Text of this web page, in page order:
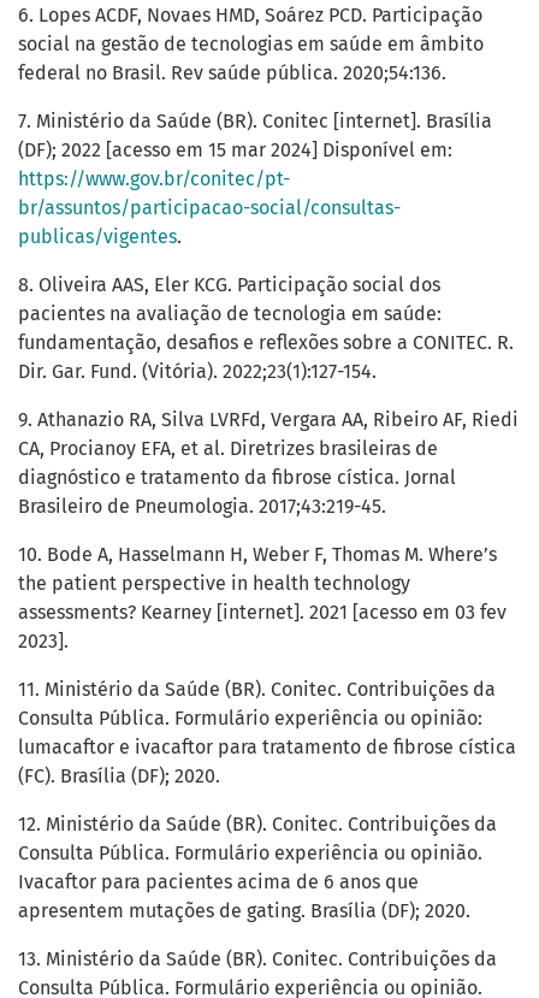
6. Lopes ACDF, Novaes HMD, Soárez PCD. Participação
social na gestão de tecnologias em saúde em âmbito
federal no Brasil. Rev saúde pública. 2020;54:136.
7. Ministério da Saúde (BR). Conitec [internet]. Brasília
(DF); 2022 [acesso em 15 mar 2024] Disponível em:
https://www.gov.br/conitec/pt-
br/assuntos/participacao-social/consultas-
publicas/vigentes.
8. Oliveira AAS, Eler KCG. Participação social dos
pacientes na avaliação de tecnologia em saúde:
fundamentação, desafios e reflexões sobre a CONITEC. R.
Dir. Gar. Fund. (Vitória). 2022;23(1):127-154.
9. Athanazio RA, Silva LVRFd, Vergara AA, Ribeiro AF, Riedi
CA, Procianoy EFA, et al. Diretrizes brasileiras de
diagnóstico e tratamento da fibrose cística. Jornal
Brasileiro de Pneumologia. 2017;43:219-45.
10. Bode A, Hasselmann H, Weber F, Thomas M. Where’s
the patient perspective in health technology
assessments? Kearney [internet]. 2021 [acesso em 03 fev
2023].
11. Ministério da Saúde (BR). Conitec. Contribuições da
Consulta Pública. Formulário experiência ou opinião:
lumacaftor e ivacaftor para tratamento de fibrose cística
(FC). Brasília (DF); 2020.
12. Ministério da Saúde (BR). Conitec. Contribuições da
Consulta Pública. Formulário experiência ou opinião.
Ivacaftor para pacientes acima de 6 anos que
apresentem mutações de gating. Brasília (DF); 2020.
13. Ministério da Saúde (BR). Conitec. Contribuições da
Consulta Pública. Formulário experiência ou opinião.